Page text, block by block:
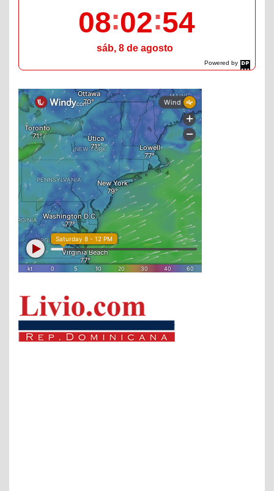
Powered by
DaysPedia.com
08 02 55
sáb, 8 de agosto